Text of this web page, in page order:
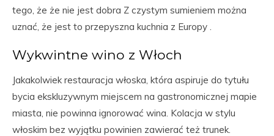
tego, że że nie jest dobra Z czystym sumieniem można
uznać, że jest to przepyszna kuchnia z Europy .
Wykwintne wino z Włoch
Jakakolwiek restauracja włoska, która aspiruje do tytułu
bycia ekskluzywnym miejscem na gastronomicznej mapie
miasta, nie powinna ignorować wina. Kolacja w stylu
włoskim bez wyjątku powinien zawierać też trunek.